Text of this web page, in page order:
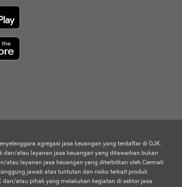
agregasi jasa keuangan yang terdaftar di OJK.
dan/atau layanan jasa keuangan yang ditawarkan bukan
atau layanan jasa keuangan yang diterbitkan oleh Cermati
jawab atas tuntutan dan risiko terkait produk
atau pihak yang melakukan kegiatan di sektor jasa